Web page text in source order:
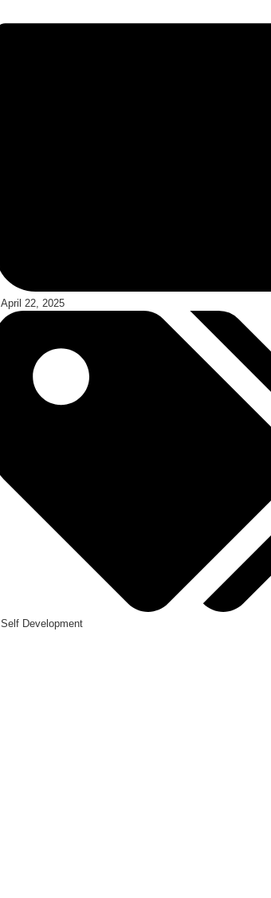
April 22, 2025
Self Development